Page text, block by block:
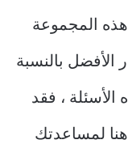
المجموعة
الأفضل بالنسبة
الأسئلة ، فقد
لمساعدتك